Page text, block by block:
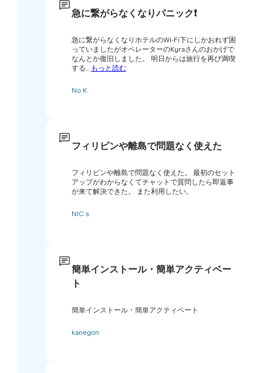
急に繋がらなくなりパニック❗️
急に繋がらなくなりホテルのWi-Fi下にしかおれず困
っていましたがオペレーターのKyraさんのおかげで
なんとか復旧しました。 明日からは旅行を再び満喫
する... もっと読む
No K
フィリピンや離島で問題なく使えた
フィリピンや離島で問題なく使えた。 最初のセット
アップがわからなくてチャットで質問したら即返事
が来て解決できた。 また利用したい。
NIC s
簡単インストール・簡単アクティベー
ト
簡単インストール・簡単アクティベート
kanegon